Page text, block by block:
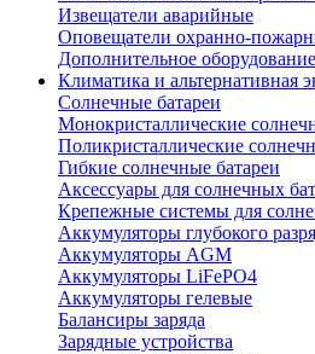
Извещатели аварийные
Оповещатели охранно-
Дополнительное
Климатика и альтернативная
Солнечные батареи
Монокристаллические
Поликристаллические
Гибкие солнечные батареи
Аксессуары для солнечных
Крепежные системы для
Аккумуляторы глубокого
Аккумуляторы AGM
Аккумуляторы LiFePO4
Аккумуляторы гелевые
Балансиры заряда
Зарядные устройства